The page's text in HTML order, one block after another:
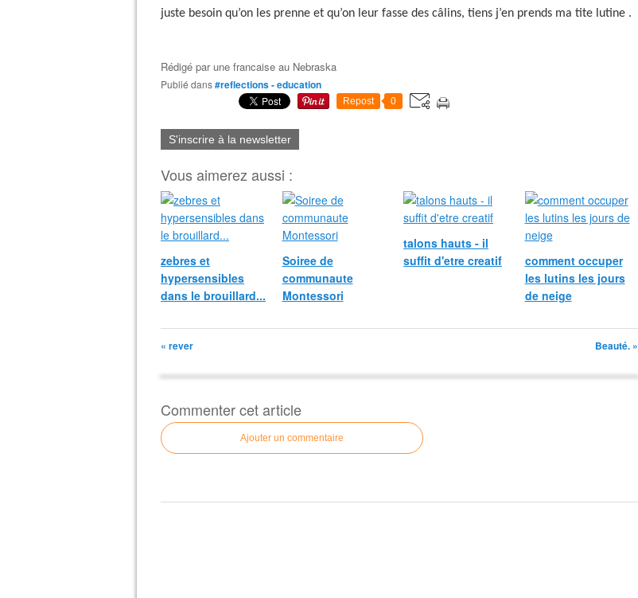
juste besoin qu’on les prenne et qu’on leur fasse des câlins, tiens j’en prends ma tite lutine .
Rédigé parune francaise au Nebraska
Publié dans#reflections - education
Repost 0
S'inscrire à la newsletter
Vous aimerez aussi :
zebres et
hypersensibles
dans le brouillard...
Soiree de
communaute
Montessori
talons hauts - il
suffit d'etre creatif
comment occuper
les lutins les jours
de neige
« rever Beauté. »
Commenter cet article
Ajouter un commentaire